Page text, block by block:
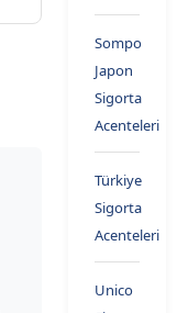
Sompo
Japon
Sigorta
Acenteleri
Türkiye
Sigorta
Acenteleri
Unico